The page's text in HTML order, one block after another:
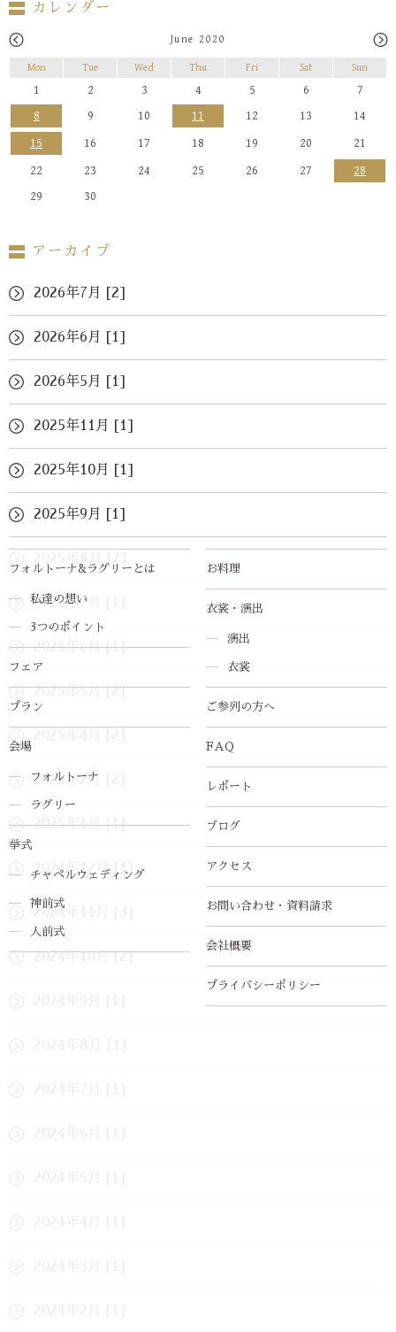
フォルトーナ&ラグリーとは
私達の想い
3つのポイント
フェア
プラン
会場
フォルトーナ
ラグリー
挙式
チャペルウェディング
神前式
人前式
お料理
衣裳・演出
演出
衣裳
ご参列の方へ
FAQ
レポート
ブログ
アクセス
お問い合わせ・資料請求
会社概要
プライバシーポリシー
カレンダー
June 2020
Mon Tue Wed Thu Fri Sat Sun
1 2 3 4 5 6
7
8
9 10 11 12 13
14
15
16 17 18 19 20
21
22
23 24 25 26 27
28
29
30
アーカイブ
2026年7月 [2]
2026年6月 [1]
2026年5月 [1]
2025年11月 [1]
2025年10月 [1]
2025年9月 [1]
2025年7月 [1]
2025年6月 [1]
2025年5月 [2]
2025年2月 [2]
2025年1月 [1]
2024年12月 [1]
2024年11月 [3]
2024年10月 [2]